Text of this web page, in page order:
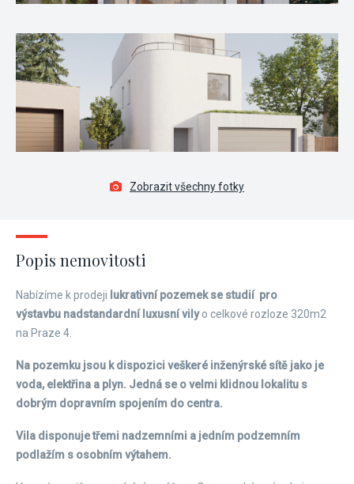
Zobrazit všechny fotky
Popis nemovitosti
Nabízíme k prodeji lukrativní pozemek se studií pro
výstavbu nadstandardní luxusní vilyo celkové rozloze 320m2
na Praze 4.
Na pozemku jsou k dispozici veškeré inženýrské sítě jako je
voda, elektřina a plyn. Jedná se o velmi klidnou lokalitu s
dobrým dopravním spojením do centra.
Vila disponuje třemi nadzemními a jedním podzemním
podlažím s osobním výtahem.